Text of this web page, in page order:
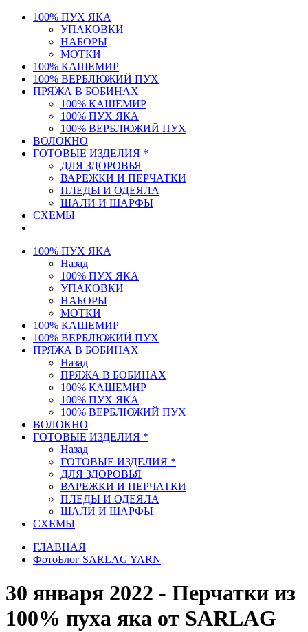
100% ПУХ ЯКА
УПАКОВКИ
НАБОРЫ
МОТКИ
100% КАШЕМИР
100% ВЕРБЛЮЖИЙ ПУХ
ПРЯЖА В БОБИНАХ
100% КАШЕМИР
100% ПУХ ЯКА
100% ВЕРБЛЮЖИЙ ПУХ
ВОЛОКНО
ГОТОВЫЕ ИЗДЕЛИЯ *
ДЛЯ ЗДОРОВЬЯ
ВАРЕЖКИ И ПЕРЧАТКИ
ПЛЕДЫ И ОДЕЯЛА
ШАЛИ И ШАРФЫ
СХЕМЫ
100% ПУХ ЯКА
Назад
100% ПУХ ЯКА
УПАКОВКИ
НАБОРЫ
МОТКИ
100% КАШЕМИР
100% ВЕРБЛЮЖИЙ ПУХ
ПРЯЖА В БОБИНАХ
Назад
ПРЯЖА В БОБИНАХ
100% КАШЕМИР
100% ПУХ ЯКА
100% ВЕРБЛЮЖИЙ ПУХ
ВОЛОКНО
ГОТОВЫЕ ИЗДЕЛИЯ *
Назад
ГОТОВЫЕ ИЗДЕЛИЯ *
ДЛЯ ЗДОРОВЬЯ
ВАРЕЖКИ И ПЕРЧАТКИ
ПЛЕДЫ И ОДЕЯЛА
ШАЛИ И ШАРФЫ
СХЕМЫ
ГЛАВНАЯ
ФотоБлог SARLAG YARN
30 января 2022 - Перчатки из
100% пуха яка от SARLAG